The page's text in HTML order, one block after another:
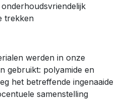
trekken
werden in onze
gebruikt: polyamide en
het betreffende ingenaaide
samenstelling